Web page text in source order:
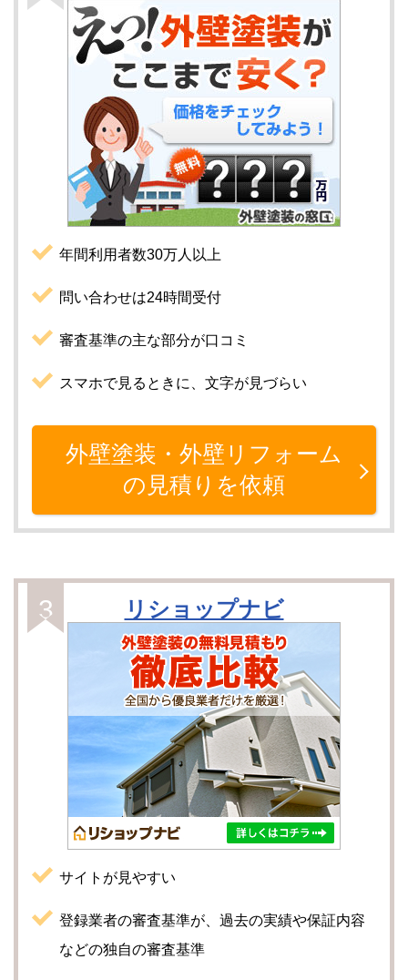
年間利用者数30万人以上
問い合わせは24時間受付
審査基準の主な部分が口コミ
スマホで見るときに、文字が見づらい
外壁塗装・外壁リフォーム
の見積りを依頼
リショップナビ
サイトが見やすい
登録業者の審査基準が、過去の実績や保証内容
などの独自の審査基準